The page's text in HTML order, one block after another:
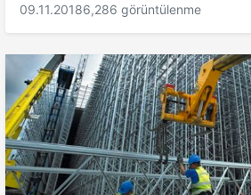
09.11.20186,286 görüntülenme